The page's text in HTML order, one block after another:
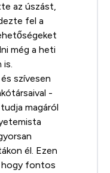
az úszást,
fel a
még a heti
szívesen
-
magáról
él. Ezen
hogy fontos